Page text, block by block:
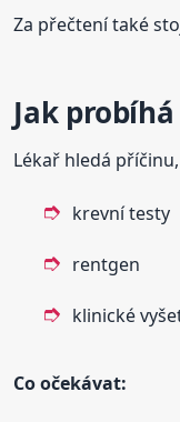
Za přečtení také
Jak
Lékař hledá
krevní testy
rentgen
klinické
Co očekávat: